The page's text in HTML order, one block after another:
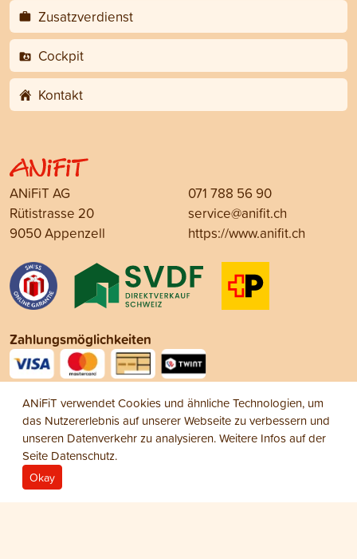
Zusatzverdienst
Cockpit
Kontakt
ANiFiT AG
Rütistrasse 20
9050 Appenzell
071 788 56 90
service@anifit.ch
https://www.anifit.ch
Zahlungsmöglichkeiten
Social Media
Impressum Datenschutz AGB © 2026 ANiFiT AG